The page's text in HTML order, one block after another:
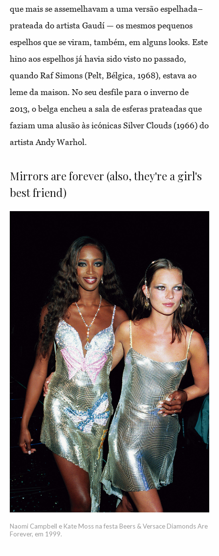
que mais se assemelhavam a uma versão espelhada–
prateada do artista Gaudí — os mesmos pequenos
espelhos que se viram, também, em alguns looks. Este
hino aos espelhos já havia sido visto no passado,
quando Raf Simons (Pelt, Bélgica, 1968), estava ao
leme da maison. No seu desfile para o inverno de
2013, o belga encheu a sala de esferas prateadas que
faziam uma alusão às icónicas Silver Clouds (1966) do
artista Andy Warhol.
Mirrors are forever (also, they're a girl's
best friend)
Naomi Campbell e Kate Moss na festa Beers & Versace Diamonds Are
Forever, em 1999.